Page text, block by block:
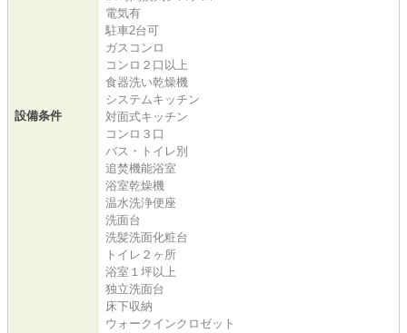
設備条件
電気有
駐車2台可
ガスコンロ
コンロ２口以上
食器洗い乾燥機
システムキッチン
対面式キッチン
コンロ３口
バス・トイレ別
追焚機能浴室
浴室乾燥機
温水洗浄便座
洗面台
洗髪洗面化粧台
トイレ２ヶ所
浴室１坪以上
独立洗面台
床下収納
ウォークインクロゼット